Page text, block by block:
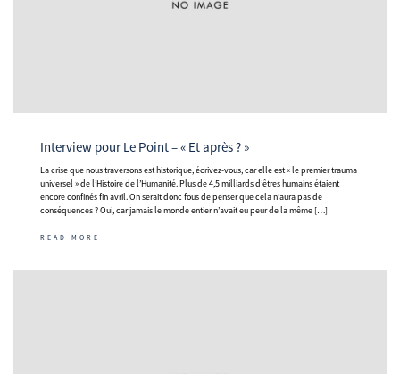
Interview pour Le Point – « Et après ? »
La crise que nous traversons est historique, écrivez-vous, car elle est « le premier trauma
universel » de l’Histoire de l’Humanité. Plus de 4,5 milliards d’êtres humains étaient
encore confinés fin avril. On serait donc fous de penser que cela n’aura pas de
conséquences ? Oui, car jamais le monde entier n’avait eu peur de la même […]
READ MORE